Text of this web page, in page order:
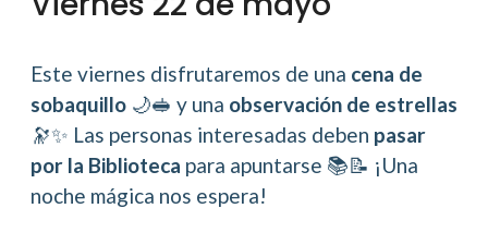
Este viernes disfrutaremos de una cena de
sobaquillo 🌙🥪 y una observación de estrellas
🔭✨ Las personas interesadas deben pasar
por la Biblioteca para apuntarse 📚📝 ¡Una
noche mágica nos espera!